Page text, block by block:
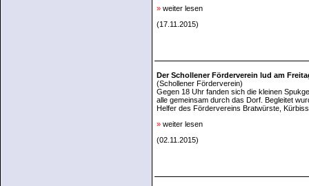
» weiter lesen
(17.11.2015)
Der Schollener Förderverein lud am
(Schollener Förderverein)
Gegen 18 Uhr fanden sich die kleinen
alle gemeinsam durch das Dorf. Begleitet
Helfer des Fördervereins Bratwürste,
» weiter lesen
(02.11.2015)